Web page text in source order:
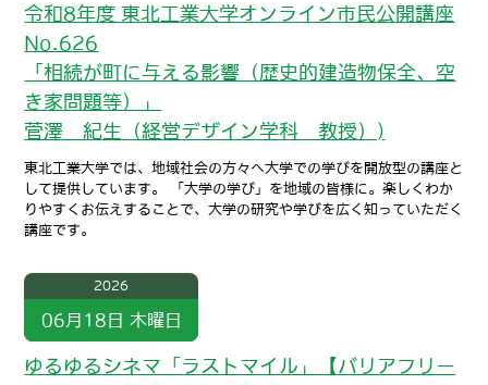
令和8年度 東北工業大学オンライン市民公開講座
No.626
「相続が町に与える影響（歴史的建造物保全、空
き家問題等）」
菅澤 紀生（経営デザイン学科 教授）)
東北工業大学では、地域社会の方々へ大学での学びを開放型の講座と
して提供しています。 「大学の学び」を地域の皆様に。楽しくわか
りやすくお伝えすることで、大学の研究や学びを広く知っていただく
講座です。
2026
06月18日 木曜日
ゆるゆるシネマ「ラストマイル」【バリアフリー